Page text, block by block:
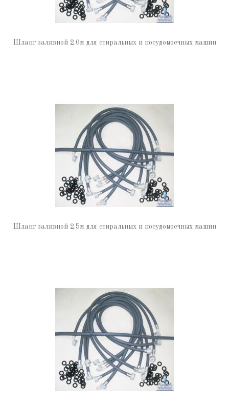
Шланг заливной 2.0м для стиральных и посудомоечных машин
Шланг заливной 2.5м для стиральных и посудомоечных машин